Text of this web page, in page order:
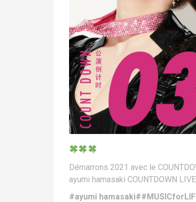
Démarrons 2021 avec le
ayumi hamasaki COUNTDOWN
#ayumi